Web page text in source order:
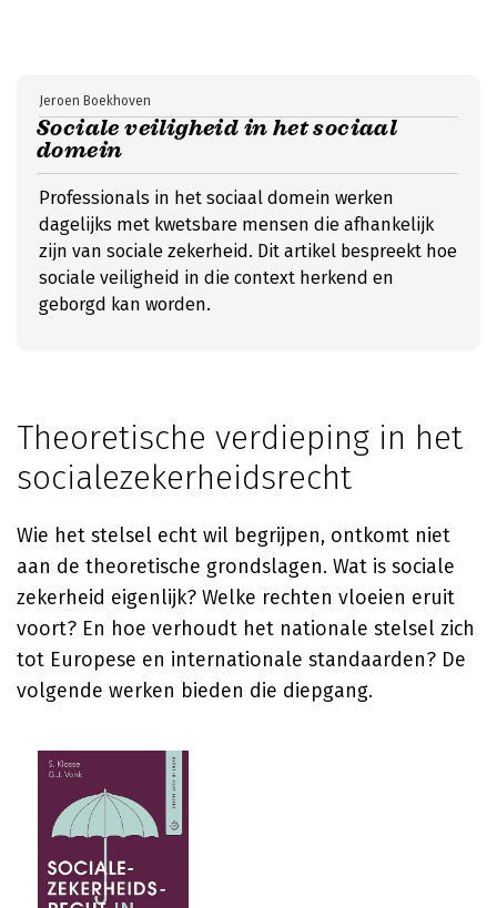
Sociale veiligheid in het sociaal
domein
Jeroen Boekhoven
Professionals in het sociaal domein werken
dagelijks met kwetsbare mensen die afhankelijk
zijn van sociale zekerheid. Dit artikel bespreekt hoe
sociale veiligheid in die context herkend en
geborgd kan worden.
Theoretische verdieping in het
socialezekerheidsrecht
Wie het stelsel echt wil begrijpen, ontkomt niet
aan de theoretische grondslagen. Wat is sociale
zekerheid eigenlijk? Welke rechten vloeien eruit
voort? En hoe verhoudt het nationale stelsel zich
tot Europese en internationale standaarden? De
volgende werken bieden die diepgang.